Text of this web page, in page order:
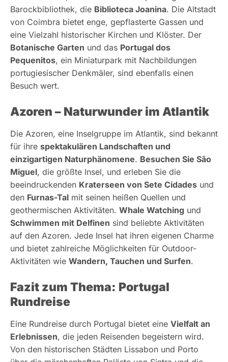
Barockbibliothek, die Biblioteca Joanina. Die Altstadt
von Coimbra bietet enge, gepflasterte Gassen und
eine Vielzahl historischer Kirchen und Klöster. Der
Botanische Garten und das Portugal dos
Pequenitos, ein Miniaturpark mit Nachbildungen
portugiesischer Denkmäler, sind ebenfalls einen
Besuch wert.
Azoren – Naturwunder im Atlantik
Die Azoren, eine Inselgruppe im Atlantik, sind bekannt
für ihre spektakulären Landschaften und
einzigartigen Naturphänomene. Besuchen Sie São
Miguel, die größte Insel, und erleben Sie die
beeindruckenden Kraterseen von Sete Cidades und
den Furnas-Tal mit seinen heißen Quellen und
geothermischen Aktivitäten. Whale Watching und
Schwimmen mit Delfinen sind beliebte Aktivitäten
auf den Azoren. Jede Insel hat ihren eigenen Charme
und bietet zahlreiche Möglichkeiten für Outdoor-
Aktivitäten wie Wandern, Tauchen und Surfen.
Fazit zum Thema: Portugal
Rundreise
Eine Rundreise durch Portugal bietet eine Vielfalt an
Erlebnissen, die jeden Reisenden begeistern wird.
Von den historischen Städten Lissabon und Porto